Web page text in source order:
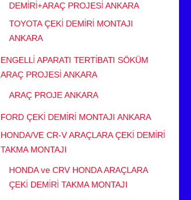
DEMİRİ+ARAÇ PROJESİ ANKARA
TOYOTA ÇEKİ DEMİRİ MONTAJI
ANKARA
ENGELLİ APARATI TERTİBATI SÖKÜM
ARAÇ PROJESİ ANKARA
ARAÇ PROJE ANKARA
FORD ÇEKİ DEMİRİ MONTAJI ANKARA
HONDA/VE CR-V ARAÇLARA ÇEKİ DEMİRİ
TAKMA MONTAJI
HONDA ve CRV HONDA ARAÇLARA
ÇEKİ DEMİRİ TAKMA MONTAJI